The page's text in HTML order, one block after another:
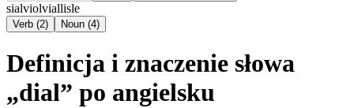
sialviolviallisle
Verb (2) Noun (4)
Definicja i znaczenie słowa
„dial” po angielsku